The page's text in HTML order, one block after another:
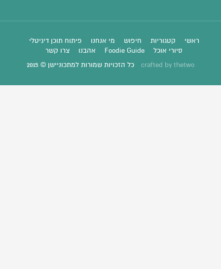
ראשי קטגוריות חיפוש מי אנחנו
פיתוח תוכן דיגיטלי
סיורי אוכל
Foodie Guide אהבנו צרו קשר
crafted by thetwo כל הזכויות שמורות למתכוניישן © 2015